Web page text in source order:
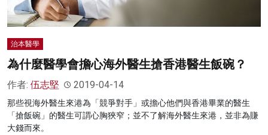
治本醫學
為什麼醫學會擔心海外醫生搶香港醫生飯碗？
作者: 伍志堅 2019-04-14
那些視海外醫生來港為「競爭對手」或擔心他們與香港畢業的醫生
「搶飯碗」的醫生可謂心胸狹窄；並不了解海外醫生來港，並非為賺
大錢而來。